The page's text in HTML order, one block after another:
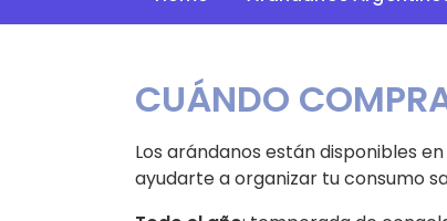
CUÁNDO
Los arándanos están disponibles
ayudarte a organizar tu consumo